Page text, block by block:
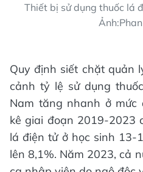
Thiết bị sử dụng thuốc lá
Quy định siết chặt quản
cảnh tỷ lệ sử dụng
Nam tăng nhanh ở mức
kê giai đoạn 2019-2023
lá điện tử ở học sinh 13-
lên 8,1%. Năm 2023, cả